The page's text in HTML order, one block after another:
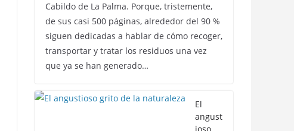
Cabildo de La Palma. Porque, tristemente,
de sus casi 500 páginas, alrededor del 90 %
siguen dedicadas a hablar de cómo recoger,
transportar y tratar los residuos una vez
que ya se han generado…
El
angust